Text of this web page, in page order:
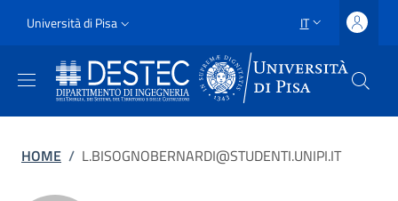
Slim
Università di Pisa SELETTORE
IT
Briciole di pane
HOME / L.BISOGNOBERNARDI@STUDENTI.UNIPI.IT